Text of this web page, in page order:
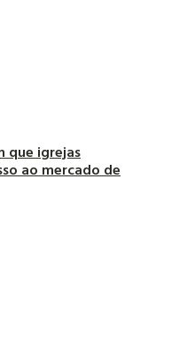
que igrejas
ao mercado de